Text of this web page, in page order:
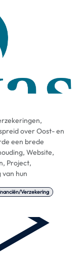
over Oost- en
een brede
Website,
Project,
hun
Verzekering